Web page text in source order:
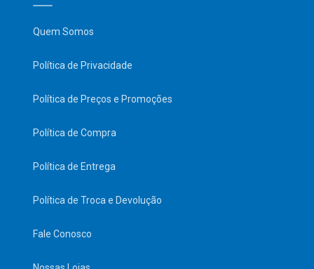
Quem Somos
Política de Privacidade
Política de Preços e Promoções
Política de Compra
Política de Entrega
Política de Troca e Devolução
Fale Conosco